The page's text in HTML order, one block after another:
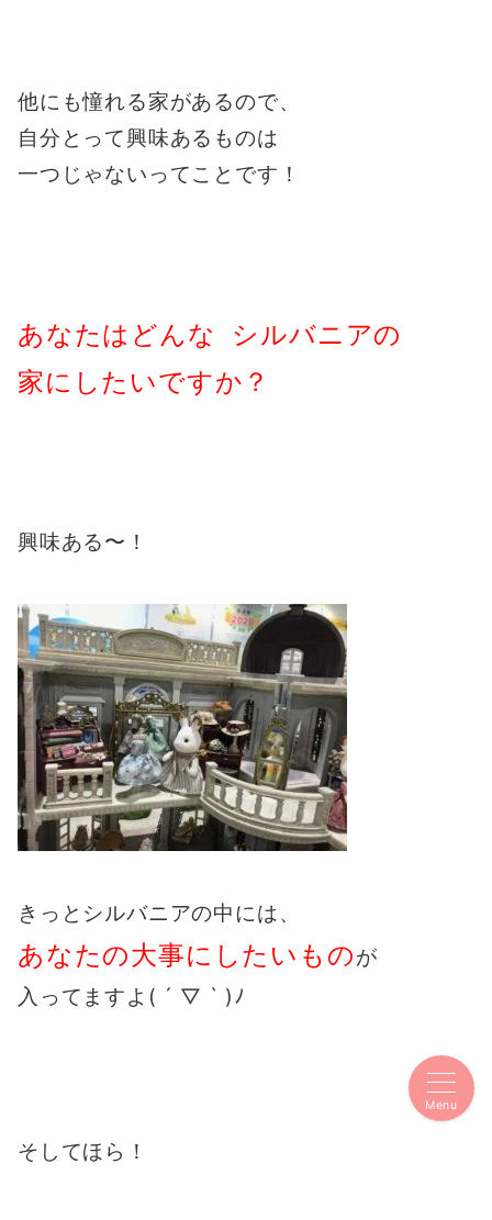
他にも憧れる家があるので、
自分とって興味あるものは
一つじゃないってことです！
あなたはどんな シルバニアの
家にしたいですか？
興味ある〜！
きっとシルバニアの中には、
あなたの大事にしたいものが
入ってますよ( ´ ▽ ` )ﾉ
そしてほら！
Menu